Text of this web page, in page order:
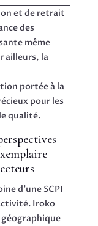
et de retrait
des
même
ailleurs, la
portée à la
pour les
qualité.
d’une SCPI
Iroko